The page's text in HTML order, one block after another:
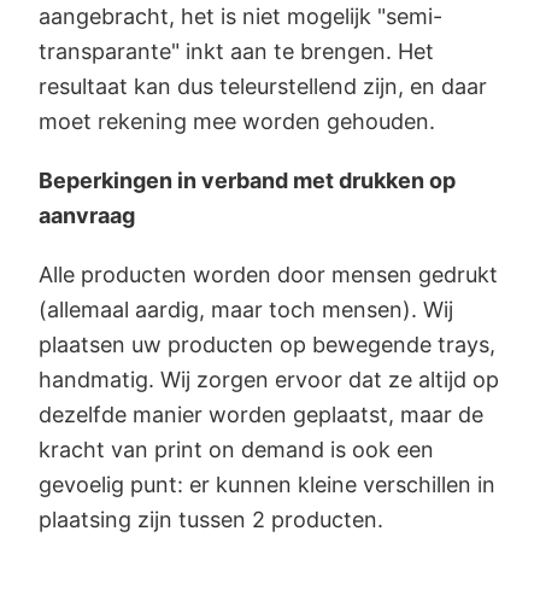
aangebracht, het is niet mogelijk "semi-
transparante" inkt aan te brengen. Het
resultaat kan dus teleurstellend zijn, en daar
moet rekening mee worden gehouden.
Beperkingen in verband met drukken op
aanvraag
Alle producten worden door mensen gedrukt
(allemaal aardig, maar toch mensen). Wij
plaatsen uw producten op bewegende trays,
handmatig. Wij zorgen ervoor dat ze altijd op
dezelfde manier worden geplaatst, maar de
kracht van print on demand is ook een
gevoelig punt: er kunnen kleine verschillen in
plaatsing zijn tussen 2 producten.